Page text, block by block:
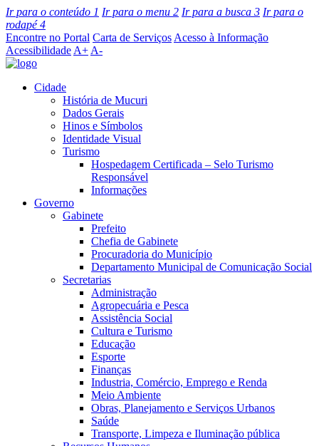
Ir para o conteúdo 1 Ir para o menu 2 Ir para a busca 3 Ir para o
rodapé4
Encontre no Portal Carta de Serviços Acesso à Informação
Acessibilidade A+ A-
Cidade
História de Mucuri
Dados Gerais
Hinos e Símbolos
Identidade Visual
Turismo
Hospedagem Certificada – Selo Turismo
Responsável
Informações
Governo
Gabinete
Prefeito
Chefia de Gabinete
Procuradoria do Município
Departamento Municipal de Comunicação Social
Secretarias
Administração
Agropecuária e Pesca
Assistência Social
Cultura e Turismo
Educação
Esporte
Finanças
Industria, Comércio, Emprego e Renda
Meio Ambiente
Obras, Planejamento e Serviços Urbanos
Saúde
Transporte, Limpeza e Iluminação pública